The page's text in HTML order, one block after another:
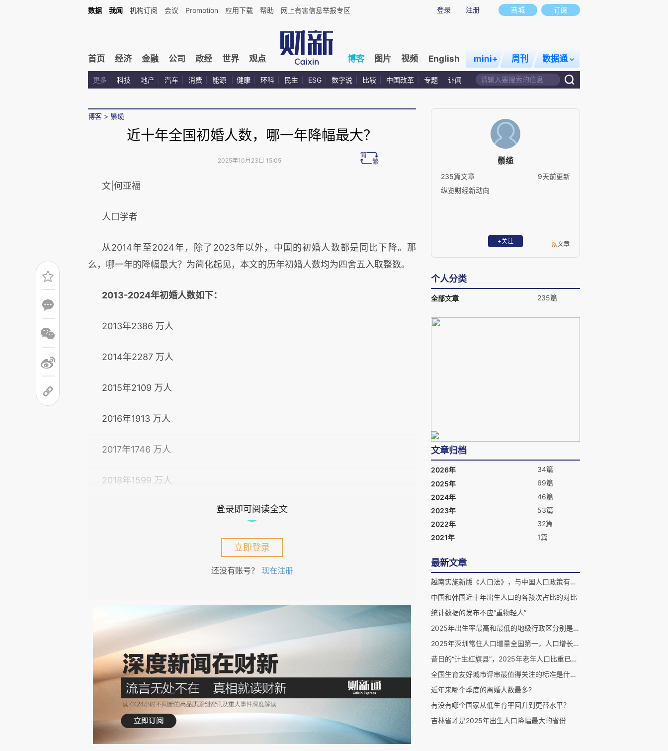
商城 订阅
登录 注册
数据 我闻 机构订阅 会议 Promotion 应用下载 帮助 网上有害信息举报专区
首页 经济 金融 公司 政经 世界 观点 博客 图片 视频 English mini+ 周刊 数据通
更多 科技 地产 汽车 消费 能源 健康 环科 民生 ESG 数字说 比较 中国改革 专题 讣闻
博客 > 鬃缆
近十年全国初婚人数，哪一年降幅最大？
2025年10月23日 15:05
文|何亚福
人口学者
从2014年至2024年，除了2023年以外，中国的初婚人数都是同比下降。那
么，哪一年的降幅最大？为简化起见，本文的历年初婚人数均为四舍五入取整数。
2013-2024年初婚人数如下：
2013年2386 万人
2014年2287 万人
2015年2109 万人
2016年1913 万人
2017年1746 万人
2018年1599 万人
2022年1052 万人
2023年1194 万人
2024年917 万人
2014-2024年初婚人数增加或减少的数量如下：
2014年减少99 万人
登录即可阅读全文
立即登录
还没有账号？ 现在注册
鬃缆
235篇文章
9天前更新
纵览财经新动向
+关注 文章
个人分类
全部文章 235篇
文章归档
2026年
34篇
2025年
69篇
2024年
46篇
2023年
53篇
2022年
32篇
2021年
1篇
最新文章
越南实施新版《人口法》，与中国人口政策有什么不同？
中国和韩国近十年出生人口的各孩次占比的对比
统计数据的发布不应“重物轻人”
2025年出生率最高和最低的地级行政区分别是哪个？
2025年深圳常住人口增量全国第一，人口增长促进经济发展
昔日的“计生红旗县”，2025年老年人口比重已高达43%
全国生育友好城市评审最值得关注的标准是什么？
近年来哪个季度的离婚人数最多?
有没有哪个国家从低生育率回升到更替水平？
吉林省才是2025年出生人口降幅最大的省份